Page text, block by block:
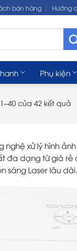
bán hàng Hướng
Phụ kiện
của 42 kết quả
xử lý hình
dạng từ giá rẻ
sáng Laser lâu dài.